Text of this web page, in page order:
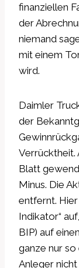
finanziellen
der
niemand
mit einem
wird.
Daimler
der
Verrücktheit.
Blatt
Minus. Die
entfernt.
Indikator“
BIP) auf
ganze nur
Anleger nicht